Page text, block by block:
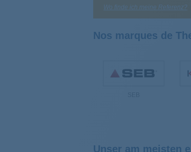
Wo finde ich meine Referenz?
Nos marques de
Unser am meisten